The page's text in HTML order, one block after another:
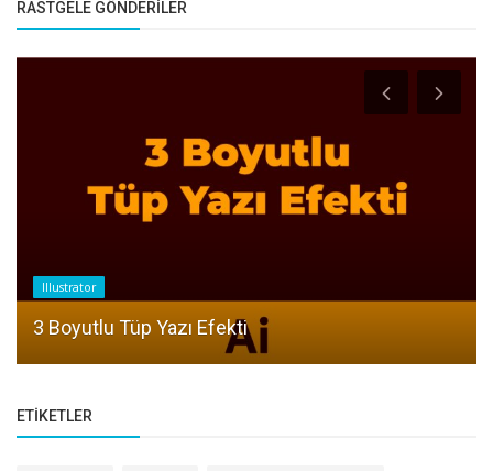
RASTGELE GÖNDERILER
PHP Recursive Fonksiyonlar & Sınırsız alt
kategori
ETIKETLER